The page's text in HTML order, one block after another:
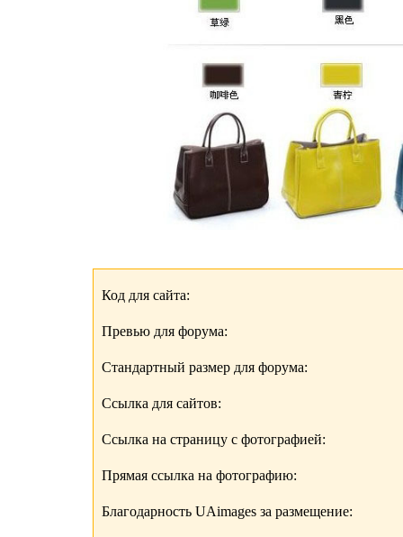
Код для сайта:
Превью для форума:
Стандартный размер для форума:
Ссылка для сайтов:
Ссылка на страницу с фотографией:
Прямая ссылка на фотографию:
Благодарность UAimages за размещение: